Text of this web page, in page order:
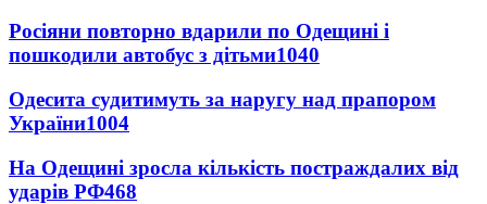
Росіяни повторно вдарили по Одещині і
пошкодили автобус з дітьми1040
Одесита судитимуть за наругу над прапором
України1004
На Одещині зросла кількість постраждалих від
ударів РФ468